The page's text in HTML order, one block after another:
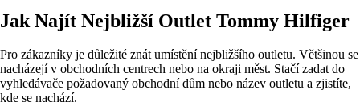
Jak Najít Nejbližší Outlet Tommy Hilfiger
Pro zákazníky je důležité znát umístění nejbližšího outletu. Většinou se
nacházejí v obchodních centrech nebo na okraji měst. Stačí zadat do
vyhledávače požadovaný obchodní dům nebo název outletu a zjistíte,
kde se nachází.